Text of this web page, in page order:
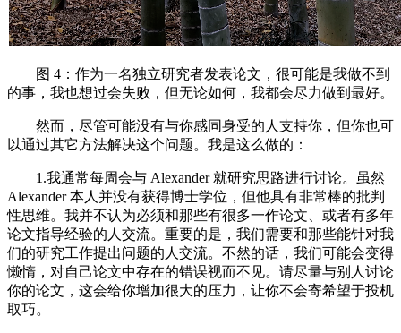
图 4：作为一名独立研究者发表论文，很可能是我做不到
的事，我也想过会失败，但无论如何，我都会尽力做到最好。
然而，尽管可能没有与你感同身受的人支持你，但你也可
以通过其它方法解决这个问题。我是这么做的：
1.我通常每周会与 Alexander 就研究思路进行讨论。虽然
Alexander 本人并没有获得博士学位，但他具有非常棒的批判
性思维。我并不认为必须和那些有很多一作论文、或者有多年
论文指导经验的人交流。重要的是，我们需要和那些能针对我
们的研究工作提出问题的人交流。不然的话，我们可能会变得
懒惰，对自己论文中存在的错误视而不见。请尽量与别人讨论
你的论文，这会给你增加很大的压力，让你不会寄希望于投机
取巧。